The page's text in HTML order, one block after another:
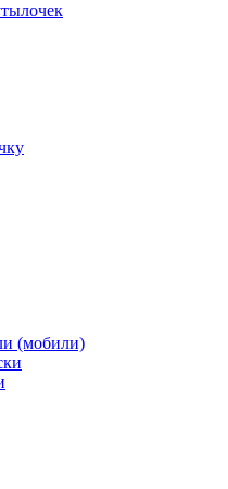
(мобили)